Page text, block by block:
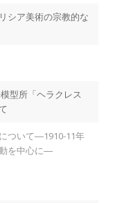
シア美術の宗教的な
型所「ヘラクレス
ついて―1910-11年
を中心に―